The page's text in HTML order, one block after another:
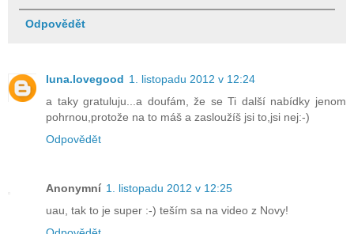
Odpovědět
luna.lovegood 1. listopadu 2012 v 12:24
a taky gratuluju...a doufám, že se Ti další nabídky jenom
pohrnou,protože na to máš a zasloužíš jsi to,jsi nej:-)
Odpovědět
Anonymní 1. listopadu 2012 v 12:25
uau, tak to je super :-) teším sa na video z Novy!